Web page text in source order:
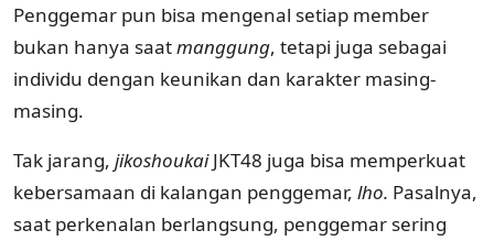
Penggemar pun bisa mengenal setiap member
bukan hanya saatmanggung, tetapi juga sebagai
individu dengan keunikan dan karakter masing-
masing.
Tak jarang, jikoshoukaiJKT48 juga bisa memperkuat
kebersamaan di kalangan penggemar, lho. Pasalnya,
saat perkenalan berlangsung, penggemar sering